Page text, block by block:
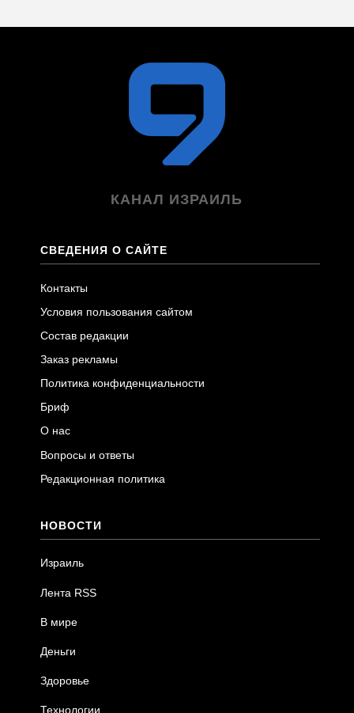
КАНАЛ ИЗРАИЛЬ
СВЕДЕНИЯ О САЙТЕ
Контакты
Условия пользования сайтом
Состав редакции
Заказ рекламы
Политика конфиденциальности
Бриф
О нас
Вопросы и ответы
Редакционная политика
НОВОСТИ
Израиль
Лента RSS
В мире
Деньги
Здоровье
Технологии